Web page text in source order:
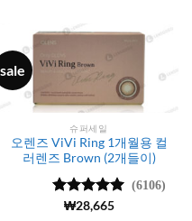
sale
슈퍼세일
오렌즈 ViVi Ring 1개월용 컬
러렌즈 Brown (2개들이)
5 중에서
(6106)
₩28,665